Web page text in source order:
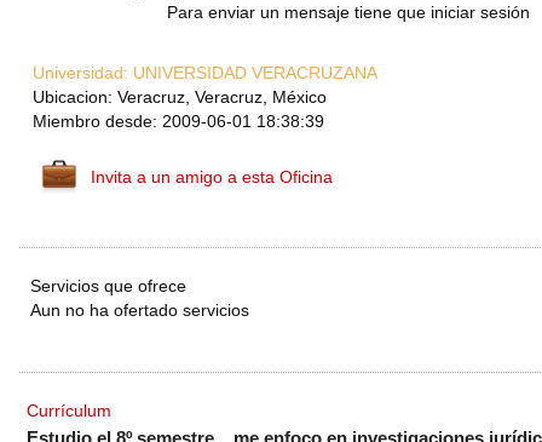
Para enviar un mensaje tiene que iniciar sesión
Universidad: UNIVERSIDAD VERACRUZANA
Ubicacion: Veracruz, Veracruz, México
Miembro desde: 2009-06-01 18:38:39
Invita a un amigo a esta Oficina
Servicios que ofrece
Aun no ha ofertado servicios
Currículum
Estudio el 8º semestre , me enfoco en investigaciones